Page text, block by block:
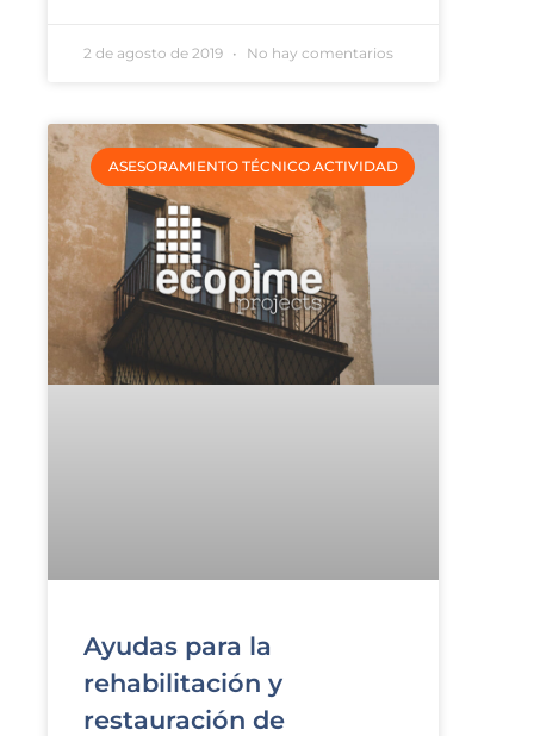
2 de agosto de 2019 No hay comentarios
ASESORAMIENTO TÉCNICO ACTIVIDAD
Ayudas para la
rehabilitación y
restauración de